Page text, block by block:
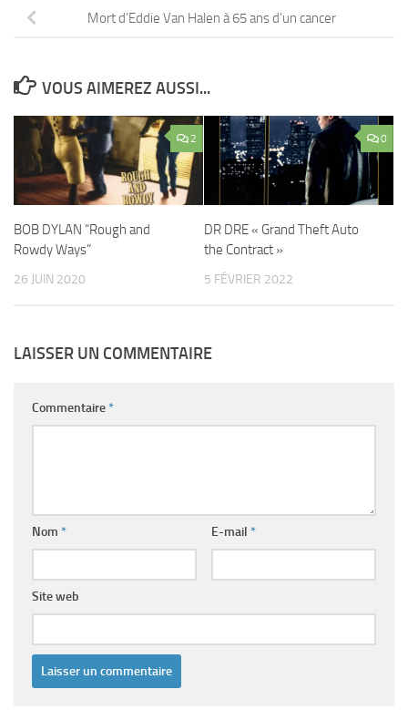
Mort d’Eddie Van Halen à 65 ans d’un cancer
VOUS AIMEREZ AUSSI...
2
BOB DYLAN “Rough and
Rowdy Ways”
26 JUIN 2020
0
DR DRE « Grand Theft Auto
the Contract »
5 FÉVRIER 2022
LAISSER UN COMMENTAIRE
Commentaire*
Nom * E-mail *
Site web